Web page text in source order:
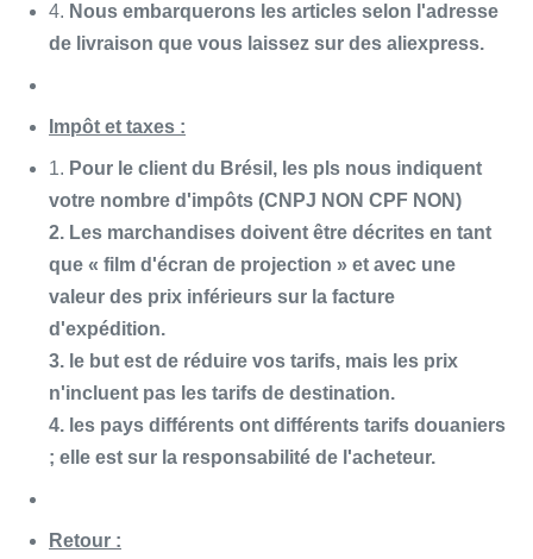
4. Nous embarquerons les articles selon l'adresse
de livraison que vous laissez sur des aliexpress.
Impôt et taxes :
1. Pour le client du Brésil, les pls nous indiquent
votre nombre d'impôts (CNPJ NON CPF NON)
2. Les marchandises doivent être décrites en tant
que « film d'écran de projection » et avec une
valeur des prix inférieurs sur la facture
d'expédition.
3. le but est de réduire vos tarifs, mais les prix
n'incluent pas les tarifs de destination.
4. les pays différents ont différents tarifs douaniers
; elle est sur la responsabilité de l'acheteur.
Retour :